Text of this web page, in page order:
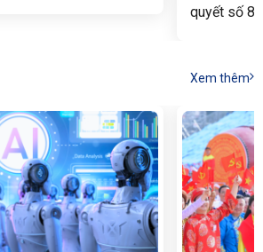
tại Việt Nam.
toàn văn của Luật Trí
quyết số
Xem thêm